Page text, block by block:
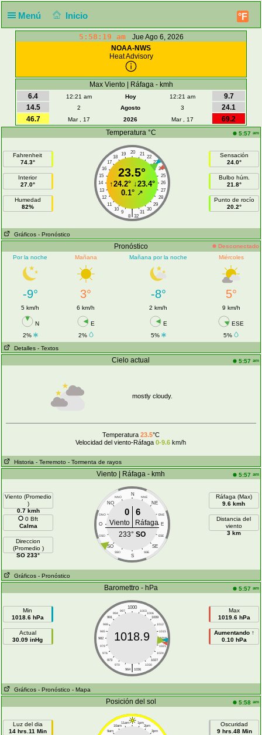
Menú Inicio °F
5:58:19 am
Jue Ago 6, 2026
NOAA-NWS
Heat Advisory
Max Viento | Ráfaga - kmh
6.4
12:21 am Hoy 12:21 am
9.7
14.5
2 Agosto 3
24.1
46.7
Mar , 17 2026 Mar , 17
69.2
Temperatura °C
5:57 am
Fahrenheit
74.3°
Interior
27.0°
Humedad
82%
20
19 21
18
22
17
23
16
24
15
25
14
26
13
27
12
28
11
29
10
30
9 31
|
8 32
23.5°
↑24.2°↓23.4°
0.1°↗
Sensación
24.0°
Bulbo húm.
21.8°
Punto de rocío
20.2°
Gráficos - Pronóstico
Pronóstico
Desconectado
Por la noche
Mañana Mañana por la noche Miércoles
-9° 3° -8° 5°
5 km/h 6 km/h 2 km/h 9 km/h
N E E
ESE
2%
2% 5%
5%
Detalles - Textos
Cielo actual 5:57 am
mostly cloudy.
Temperatura 23.5°C
Velocidad del viento-Ráfaga 0-9.6 km/h
Historia - Terremoto - Tormenta de rayos
Viento | Ráfaga - kmh 5:57 am
Viento (Promedio
)
0.7 kmh
0 Bft
Calma
Direccion
(Promedio )
SO 233°
N
NNO NNE
NO NE
ONO ENE
O E
OSO ESE
SO SE
SSO SSE
S
0 6
Viento
Ráfaga
233° SO
Ráfaga (Max)
9.6 kmh
Distancia del
viento
3 km
Gráficos - Pronóstico
Baromettro - hPa 5:57 am
Min
1018.6 hPa
Actual
30.09 inHg
1000
997 1003
994
1006
991
1009
988
1012
985
1015
982
1018
979
1021
976
1024
973
1027
970
1030
|
964 1036
1018.9
Max
1019.6 hPa
Aumentando ↑
0.10 hPa
Gráficos - Pronóstico - Mapa
Posición del sol 5:58 am
Luz del dia
14 hrs.11 Min
11am 1pm
10am 2pm
9am 3pm
Oscuridad
9 hrs.48 Min